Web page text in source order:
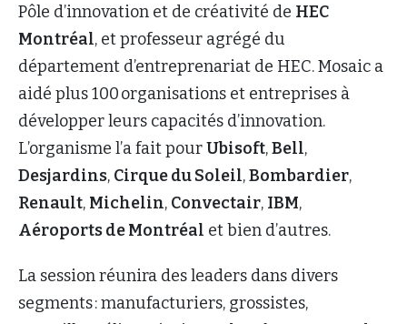
Pôle d’innovation et de créativité de HEC
Montréal, et professeur agrégé du
département d’entreprenariat de HEC. Mosaic a
aidé plus 100 organisations et entreprises à
développer leurs capacités d’innovation.
L’organisme l’a fait pourUbisoft,Bell,
Desjardins, Cirque du Soleil,Bombardier,
Renault, Michelin, Convectair, IBM,
Aéroports de Montréal et bien d’autres.
La session réunira des leaders dans divers
segments : manufacturiers, grossistes,